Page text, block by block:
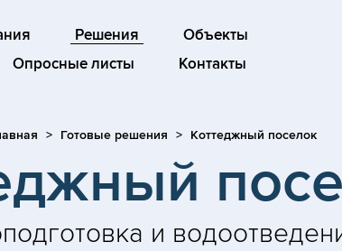
Решения
Объекты
Опросные листы Контакты
Готовые решения Коттеджный поселок
и